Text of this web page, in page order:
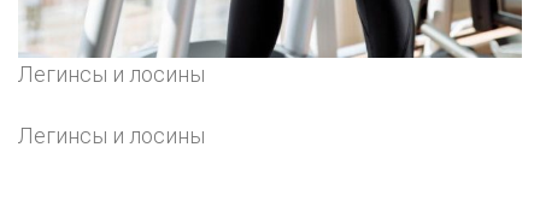
Легинсы и лосины
Легинсы и лосины